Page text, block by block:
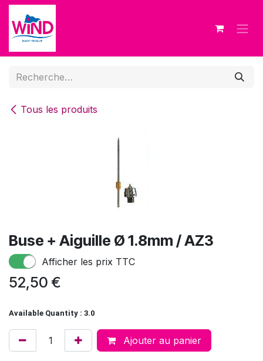
Se rendre au contenu
Tous les produits
Buse + Aiguille Ø 1.8mm / AZ3
Afficher les prix TTC
52,50 €
Available Quantity : 3.0
Ajouter au panier